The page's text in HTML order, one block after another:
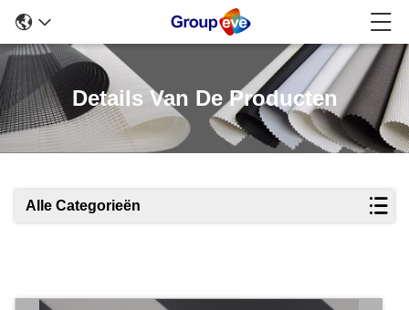
Details Van De Producten
Alle Categorieën